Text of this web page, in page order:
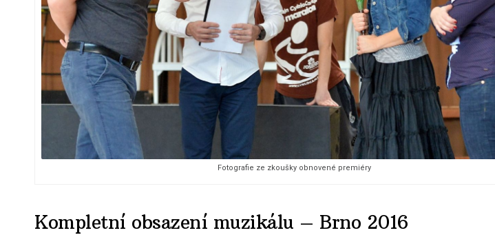
Fotografie ze zkoušky obnovené premiéry
Kompletní obsazení muzikálu – Brno 2016